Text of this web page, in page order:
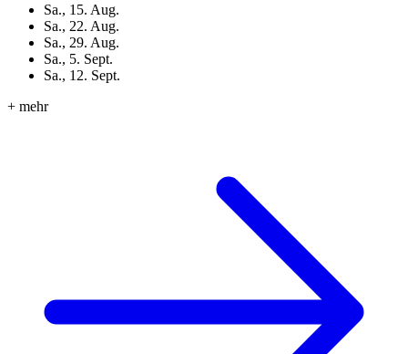
Sa., 15. Aug.
Sa., 22. Aug.
Sa., 29. Aug.
Sa., 5. Sept.
Sa., 12. Sept.
+ mehr